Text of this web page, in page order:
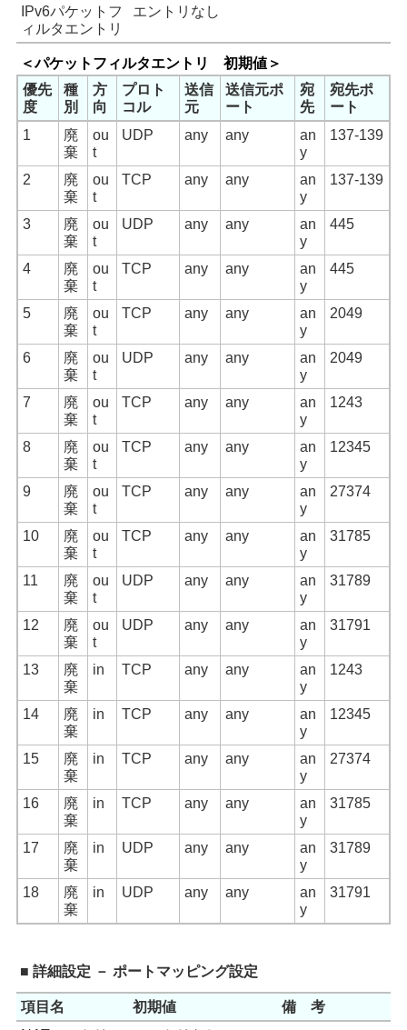
IPv6パケットフ
ィルタエントリ
エントリなし
＜パケットフィルタエントリ 初期値＞
優先
度
種
別
方
向
プロト
コル
送信
元
送信元ポ
ート
宛
先
宛先ポ
ート
1
廃
棄
ou
t
UDP any any
an
y
137-139
2
廃
棄
ou
t
TCP any any
an
y
137-139
3
廃
棄
ou
t
UDP any any
an
y
445
4
廃
棄
ou
t
TCP any any
an
y
445
5
廃
棄
ou
t
TCP any any
an
y
2049
6
廃
棄
ou
t
UDP any any
an
y
2049
7
廃
棄
ou
t
TCP any any
an
y
1243
8
廃
棄
ou
t
TCP any any
an
y
12345
9
廃
棄
ou
t
TCP any any
an
y
27374
10
廃
棄
ou
t
TCP any any
an
y
31785
11
廃
棄
ou
t
UDP any any
an
y
31789
12
廃
棄
ou
t
UDP any any
an
y
31791
13
廃
棄
in TCP any any
an
y
1243
14
廃
棄
in TCP any any
an
y
12345
15
廃
棄
in TCP any any
an
y
27374
16
廃
棄
in TCP any any
an
y
31785
17
廃
棄
in UDP any any
an
y
31789
18
廃
棄
in UDP any any
an
y
31791
■ 詳細設定 － ポートマッピング設定
項目名 初期値
備 考